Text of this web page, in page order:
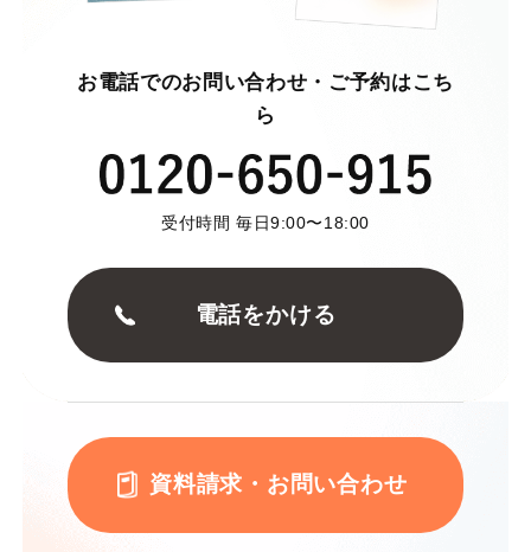
お電話でのお問い合わせ・ご予約はこち
ら
受付時間 毎日9:00〜18:00
電話をかける
資料請求・お問い合わせ